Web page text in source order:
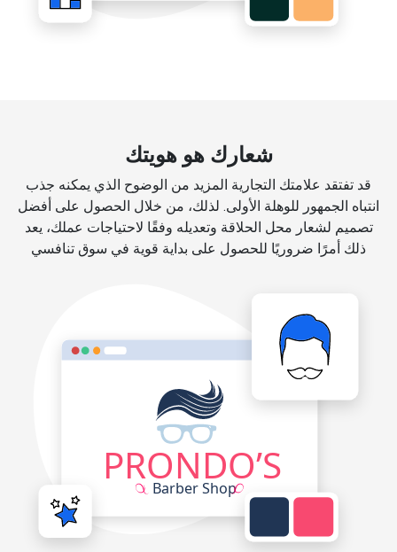
شعارك هو هويتك
قد تفتقد علامتك التجارية المزيد من الوضوح الذي يمكنه جذب
انتباه الجمهور للوهلة الأولى. لذلك، من خلال الحصول على أفضل
تصميم لشعار محل الحلاقة وتعديله وفقًا لاحتياجات عملك، يعد
ذلك أمرًا ضروريًا للحصول على بداية قوية في سوق تنافسي